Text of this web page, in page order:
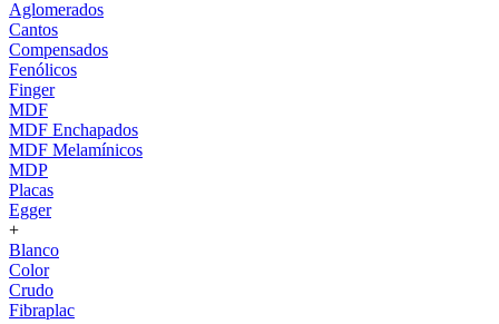
Aglomerados
Cantos
Compensados
Fenólicos
Finger
MDF
MDF Enchapados
MDF Melamínicos
MDP
Placas
Egger
+
Blanco
Color
Crudo
Fibraplac